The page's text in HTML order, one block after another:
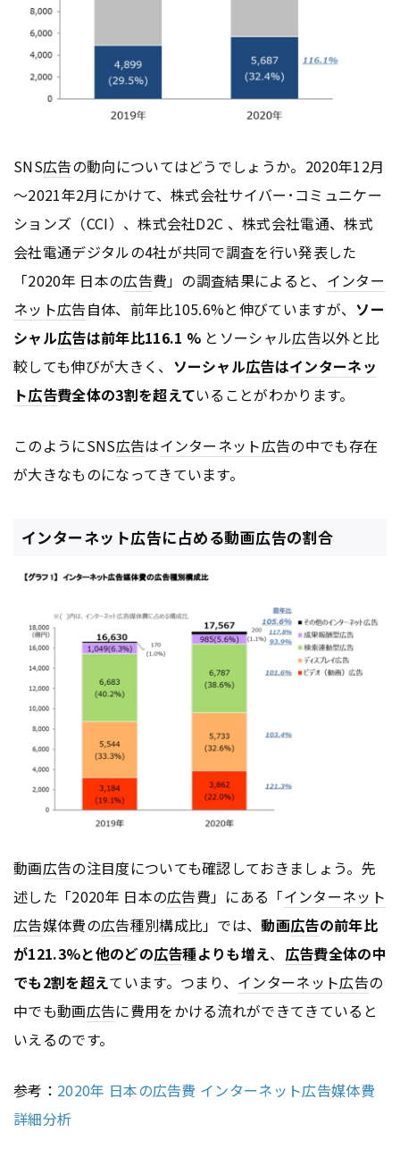
SNS広告の動向についてはどうでしょうか。2020年12月
～2021年2月にかけて、株式会社サイバー･コミュニケー
ションズ（CCI）、株式会社D2C 、株式会社電通、株式
会社電通デジタルの4社が共同で調査を行い発表した
「2020年 日本の広告費」の調査結果によると、 インター
ネット広告自体、前年比105.6%と伸びていますが、 ソー
シャル広告は前年比116.1 % とソーシャル広告以外と比
較しても伸びが大きく、 ソーシャル広告はインターネッ
ト広告費全体の3割を超えていることがわかります。
このようにSNS広告はインターネット広告の中でも存在
が大きなものになってきています。
インターネット広告に占める動画広告の割合
動画広告の注目度についても確認しておきましょう。先
述した「2020年 日本の広告費」にある「インターネット
広告媒体費の広告種別構成比」では、動画広告の前年比
が121.3%と他のどの広告種よりも増え、 広告費全体の中
でも2割を超えています。つまり、 インターネット広告の
中でも動画広告に費用をかける流れができてきていると
いえるのです。
参考： 2020年 日本の広告費 インターネット広告媒体費
詳細分析